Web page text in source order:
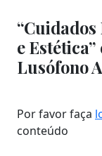
e
Lusófono
Por favor faça
conteúdo